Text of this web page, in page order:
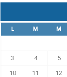
L M M
3 4 5
10 11 12